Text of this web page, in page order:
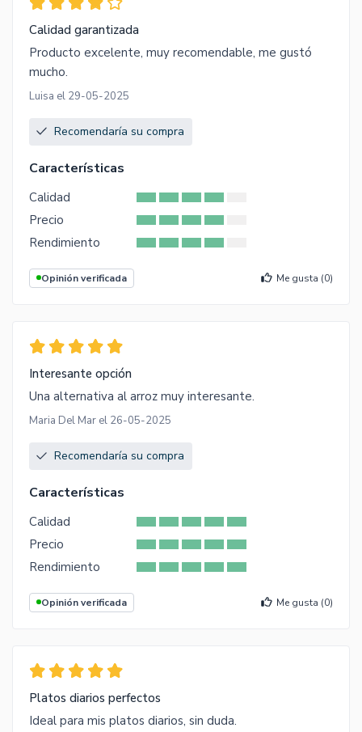
Calidad garantizada
Producto excelente, muy recomendable, me gustó
mucho.
Luisa el 29-05-2025
Recomendaría su compra
Características
Calidad
Precio
Rendimiento
Opinión verificada Me gusta (0)
Interesante opción
Una alternativa al arroz muy interesante.
Maria Del Mar el 26-05-2025
Recomendaría su compra
Características
Calidad
Precio
Rendimiento
Opinión verificada Me gusta (0)
Platos diarios perfectos
Ideal para mis platos diarios, sin duda.